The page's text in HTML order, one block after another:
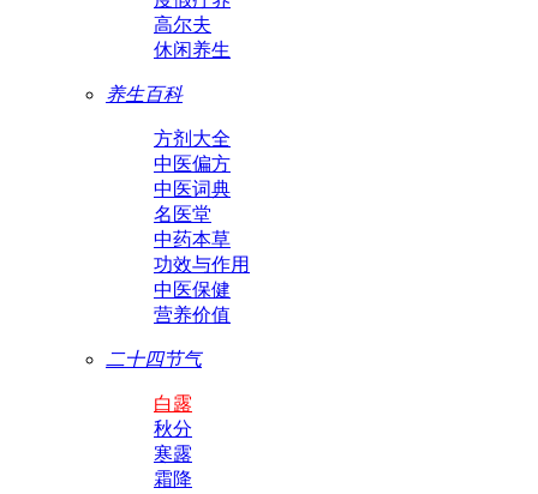
高尔夫
休闲养生
养生百科
方剂大全
中医偏方
中医词典
名医堂
中药本草
功效与作用
中医保健
营养价值
二十四节气
白露
秋分
寒露
霜降